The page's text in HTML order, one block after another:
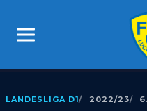
LANDESLIGA D1 2022/23